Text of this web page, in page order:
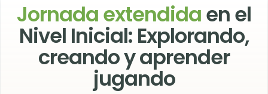
Jornada extendidaen el
Nivel Inicial: Explorando,
creando y aprender
jugando